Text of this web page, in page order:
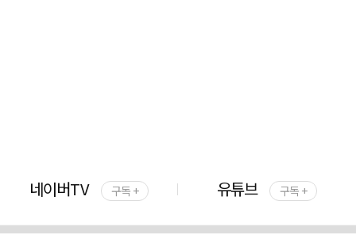
네이버TV 구독 + 유튜브 구독 +